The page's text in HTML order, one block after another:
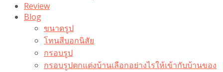
Review
Blog
ขนาดรูป
โทนสีบอกนิสัย
กรอบรูป
กรอบรูปตกแต่งบ้านเลือกอย่างไรให้เข้ากับบ้านของ